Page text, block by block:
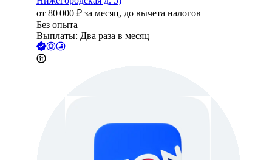
от 80 000 ₽ за месяц, до вычета налогов
Без опыта
Выплаты: Два раза в месяц